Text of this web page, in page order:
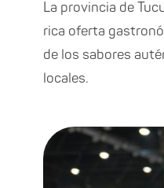
La provincia de
rica oferta
de los sabores
locales.